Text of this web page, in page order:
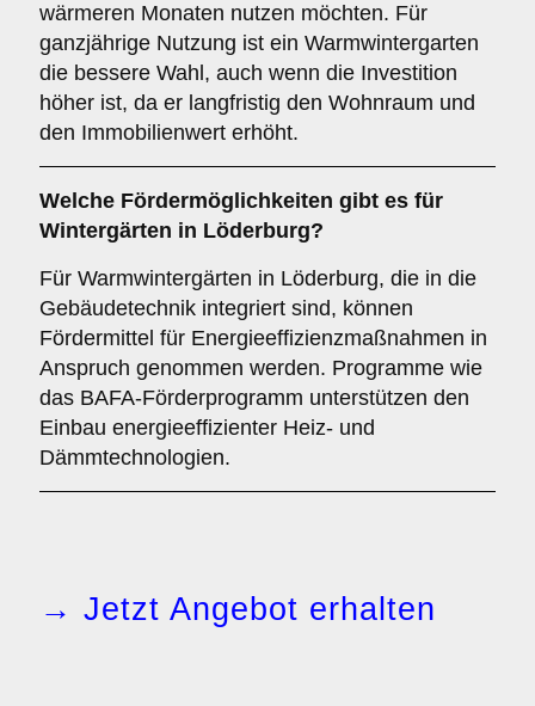
wärmeren Monaten nutzen möchten. Für
ganzjährige Nutzung ist ein Warmwintergarten
die bessere Wahl, auch wenn die Investition
höher ist, da er langfristig den Wohnraum und
den Immobilienwert erhöht.
Welche Fördermöglichkeiten gibt es für
Wintergärten in Löderburg?
Für Warmwintergärten in Löderburg, die in die
Gebäudetechnik integriert sind, können
Fördermittel für Energieeffizienzmaßnahmen in
Anspruch genommen werden. Programme wie
das BAFA-Förderprogramm unterstützen den
Einbau energieeffizienter Heiz- und
Dämmtechnologien.
→ Jetzt Angebot erhalten